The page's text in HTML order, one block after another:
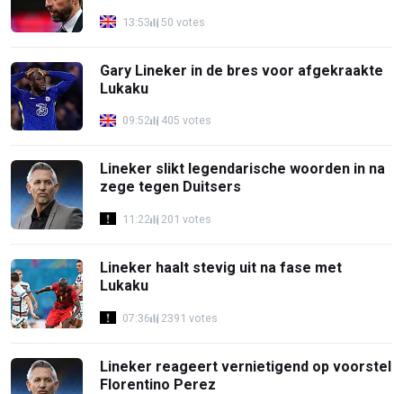
13:53 50 votes
Gary Lineker in de bres voor afgekraakte
Lukaku
09:52 405 votes
Lineker slikt legendarische woorden in na
zege tegen Duitsers
11:22 201 votes
Lineker haalt stevig uit na fase met
Lukaku
07:36 2391 votes
Lineker reageert vernietigend op voorstel
Florentino Perez